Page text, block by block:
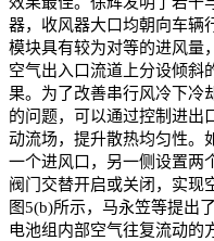
器，收风器大口均朝向车辆
模块具有较为对等的进风量
空气出入口流道上分设倾斜
果。为了改善串行风冷下冷
的问题，可以通过控制进出
动流场，提升散热均匀性。
一个进风口，另一侧设置两
阀门交替开启或关闭，实现
图5(b)所示，马永笠等提出
电池组内部空气往复流动的